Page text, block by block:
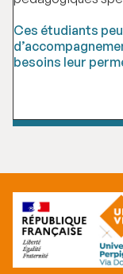
Ces étudiants
besoins leur